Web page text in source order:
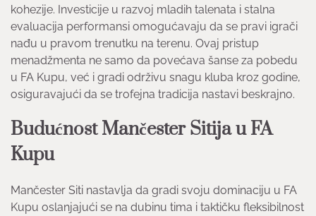
kohezije. Investicije u razvoj mladih talenata i stalna
evaluacija performansi omogućavaju da se pravi igrači
nađu u pravom trenutku na terenu. Ovaj pristup
menadžmenta ne samo da povećava šanse za pobedu
u FA Kupu, već i gradi održivu snagu kluba kroz godine,
osiguravajući da se trofejna tradicija nastavi beskrajno.
Budućnost Mančester Sitija u FA
Kupu
Mančester Siti nastavlja da gradi svoju dominaciju u FA
Kupu oslanjajući se na dubinu tima i taktičku fleksibilnost